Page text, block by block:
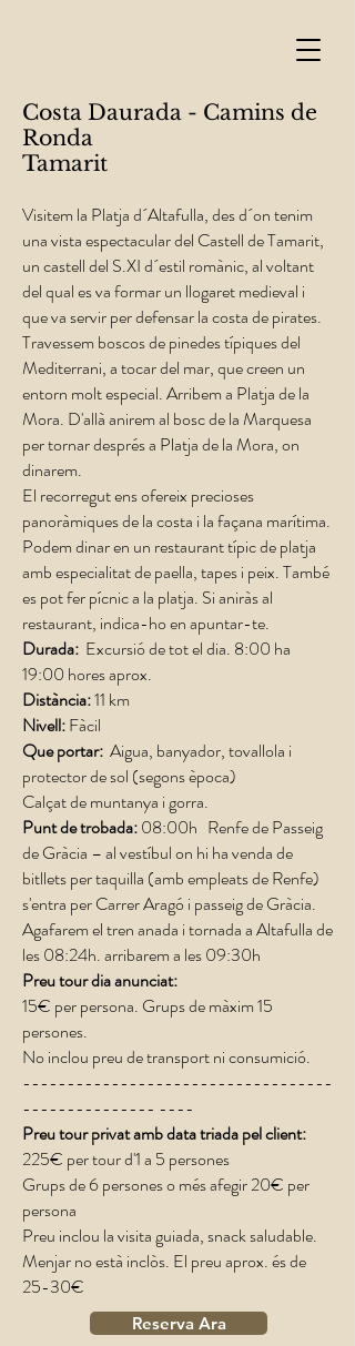
Costa Daurada - Camins de
Ronda
Tamarit
Visitem la Platja d´Altafulla, des d´on tenim
una vista espectacular del Castell de Tamarit,
un castell del S.XI d´estil romànic, al voltant
del qual es va formar un llogaret medieval i
que va servir per defensar la costa de pirates.
Travessem boscos de pinedes típiques del
Mediterrani, a tocar del mar, que creen un
entorn molt especial. Arribem a Platja de la
Mora. D'allà anirem al bosc de la Marquesa
per tornar després a Platja de la Mora, on
dinarem.
El recorregut ens ofereix precioses
panoràmiques de la costa i la façana marítima.
Podem dinar en un restaurant típic de platja
amb especialitat de paella, tapes i peix. També
es pot fer pícnic a la platja. Si aniràs al
restaurant, indica-ho en apuntar-te.
Durada: Excursió de tot el dia. 8:00 ha
19:00 hores aprox.
Distància:11 km
Nivell:Fàcil
Que portar: Aigua, banyador, tovallola i
protector de sol (segons època)
Calçat de muntanya i gorra.
Punt de trobada:08:00h Renfe de Passeig
de Gràcia – al vestíbul on hi ha venda de
bitllets per taquilla (amb empleats de Renfe)
s'entra per Carrer Aragó i passeig de Gràcia.
Agafarem el tren anada i tornada a Altafulla de
les 08:24h. arribarem a les 09:30h
Preu tour dia anunciat:
15€ per persona. Grups de màxim 15
persones.
No inclou preu de transport ni consumició.
-----------------------------------
--------------- ----
Preu tour privat amb data triada pel client:
225€ per tour d'1 a 5 persones ​
Grups de 6 persones o més afegir 20€ per
persona
Preu inclou la visita guiada, snack saludable.
Menjar no està inclòs. El preu aprox. és de
25-30€
Reserva Ara